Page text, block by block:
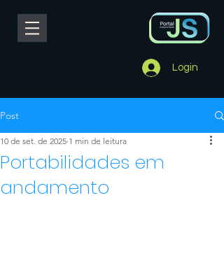
Login
Post
Portabilidades em
andamento
10 de set. de 2025 1 min de leitura